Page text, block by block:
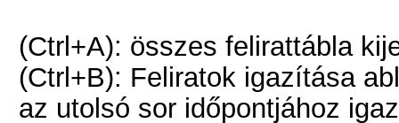
(Ctrl+A): összes felirattábla
(Ctrl+B): Feliratok igazítása
az utolsó sor időpontjához